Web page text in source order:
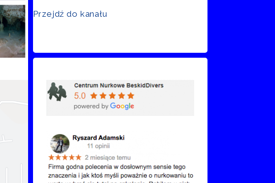
Przejdź do kanału